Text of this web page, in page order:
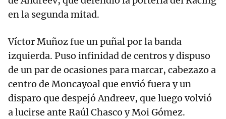
en la segunda mitad.
Víctor Muñoz fue un puñal por la banda
izquierda. Puso infinidad de centros y dispuso
de un par de ocasiones para marcar, cabezazo a
centro de Moncayoal que envió fuera y un
disparo que despejó Andreev, que luego volvió
a lucirse ante Raúl Chasco y Moi Gómez.